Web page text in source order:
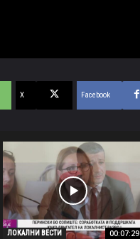
Facebook
X
ЛОКАЛНИ ВЕСТИ 00:07:29